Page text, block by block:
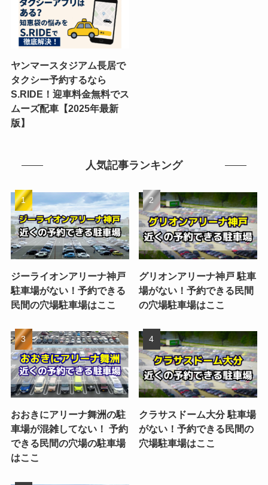
ヤンマースタジアム長居で
タクシー予約するなら
S.RIDE！迎車料金無料でス
ムーズ配車【2025年最新
版】
人気記事ランキング
ジーライオンアリーナ神戸
駐車場がない！予約できる
民間の穴場駐車場はここ
グリオンアリーナ神戸 駐車
場がない！予約できる民間
の穴場駐車場はここ
おおきにアリーナ舞洲の駐
車場が混雑してない！ 予約
できる民間の穴場の駐車場
はここ
クラサスドーム大分 駐車場
がない！予約できる民間の
穴場駐車場はここ